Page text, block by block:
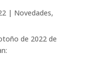
| Novedades,
de 2022 de